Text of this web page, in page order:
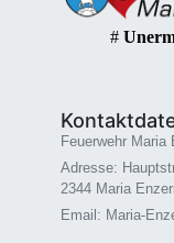
#
Feuerwehr Maria
Adresse:
2344 Maria
Email: Maria-